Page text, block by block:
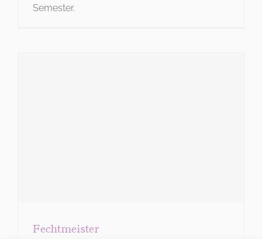
Semester.
Fechtmeister